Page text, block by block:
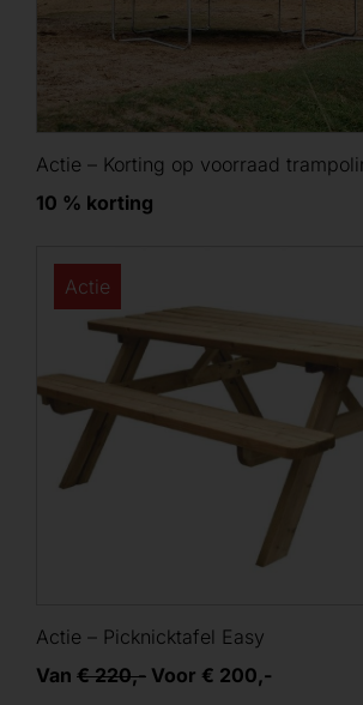
Actie – Korting op voorraad
10 % korting
Actie
Actie – Picknicktafel Easy
Van € 220,- Voor € 200,-